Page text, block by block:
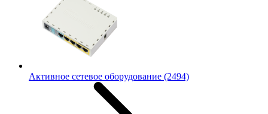
Активное сетевое оборудование (2494)